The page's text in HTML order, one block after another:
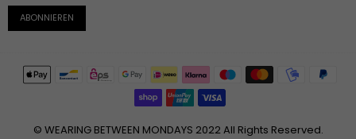
ABONNIEREN
© WEARING BETWEEN MONDAYS 2022 All Rights Reserved.